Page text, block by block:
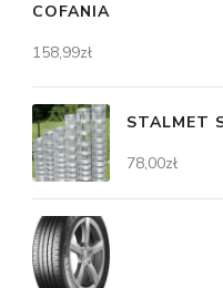
COFANIA
158,99zł
STALMET
78,00zł